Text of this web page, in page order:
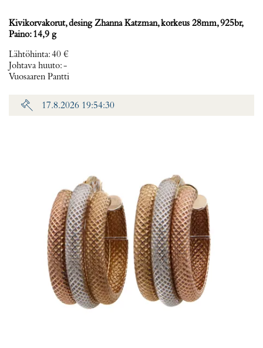
Kivikorvakorut, desing Zhanna Katzman, korkeus 28mm, 925br,
Paino: 14,9 g
Lähtöhinta:40 €
Johtava huuto:-
Vuosaaren Pantti
17.8.2026 19:54:30